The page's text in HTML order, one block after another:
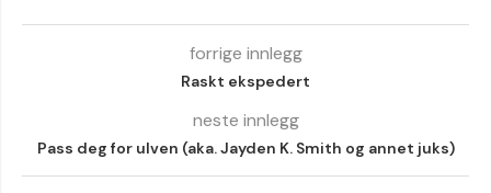
forrige innlegg
Raskt ekspedert
neste innlegg
Pass deg for ulven (aka. Jayden K. Smith og annet juks)